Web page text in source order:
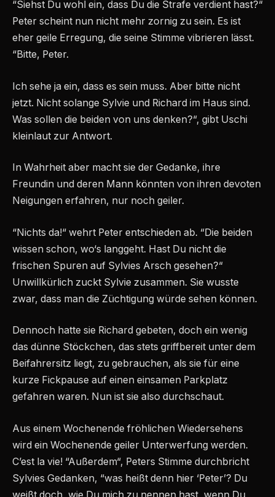
“Siehst Du wohl ein, dass Du die Strafe verdient hast?“
Peter scheint nun nicht mehr zornig zu sein. Es ist
eher geile Erregung, die seine Stimme vibrieren lässt.
“Bitte, Peter.
Ich sehe ja ein, dass es sein muss. Aber bitte nicht
jetzt. Nicht solange Sylvie und Richard im Haus sind.
Was sollen die beiden von uns denken?“, gibt Uschi
kleinlaut zur Antwort.
In Wahrheit aber macht sie der Gedanke, ihre
Freundin und deren Mann könnten von ihren devoten
Neigungen erfahren, nur noch geiler.
“Nichts da!“ wehrt Peter entschieden ab. “Die beiden
wissen schon, wo‘s langgeht. Hast Du nicht die
frischen Spuren auf Sylvies Arsch gesehen?“
Unwillkürlich zuckt Sylvie zusammen. Sie wusste
zwar, dass man die Züchtigung würde sehen können.
Dennoch hatte sie Richard gebeten, doch ein wenig
das dünne Stöckchen, das stets griffbereit unter dem
Beifahrersitz liegt, zu gebrauchen, als sie für eine
kurze Fickpause auf einen einsamen Parkplatz
gefahren waren. Nun ist sie also durchschaut.
Aus einem Wochenende fröhlichen Wiedersehens
wird ein Wochenende geiler Unterwerfung werden.
C’est la vie! “Außerdem“, Peters Stimme durchbricht
Sylvies Gedanken, “was heißt denn hier ‘Peter’? Du